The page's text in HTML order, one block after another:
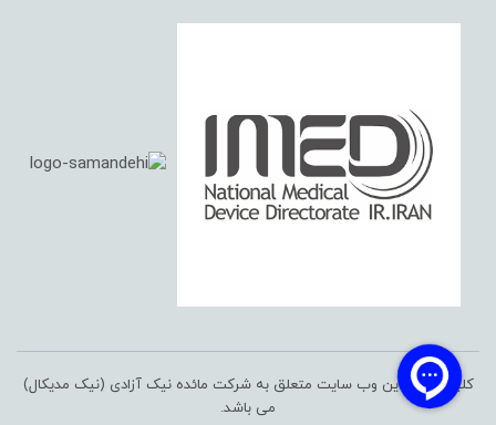
کلیه حقوق این وب سایت متعلق به شرکت مائده نیک آزادی (نیک مدیکال)
می باشد.